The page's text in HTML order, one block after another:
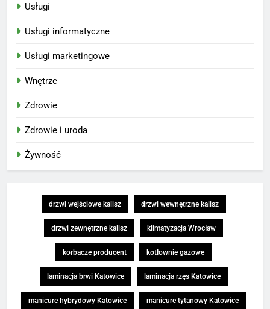
Usługi
Usługi informatyczne
Usługi marketingowe
Wnętrze
Zdrowie
Zdrowie i uroda
Żywność
drzwi wejściowe kalisz drzwi wewnętrzne kalisz
drzwi zewnętrzne kalisz klimatyzacja Wrocław
korbacze producent kotłownie gazowe
laminacja brwi Katowice laminacja rzęs Katowice
manicure hybrydowy Katowice manicure tytanowy Katowice